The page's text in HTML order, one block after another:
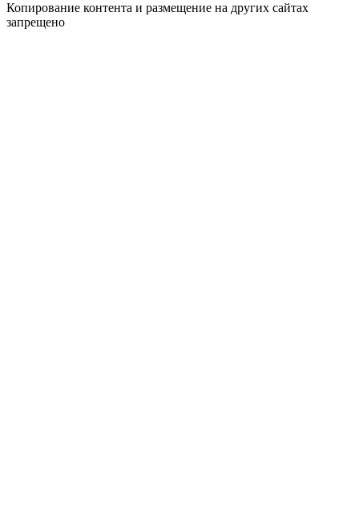
Копирование контента и размещение на других сайтах
запрещено